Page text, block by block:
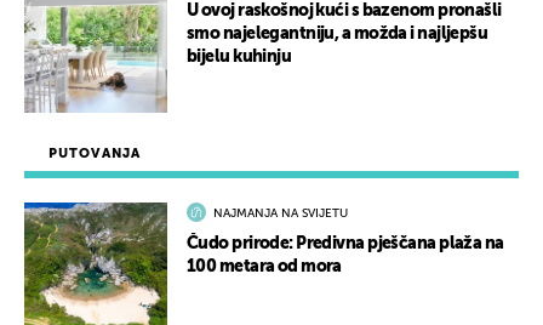
PUTOVANJA
NAJMANJA NA SVIJETU
Čudo prirode: Predivna pješčana plaža na
100 metara od mora
U ovoj raskošnoj kući s bazenom pronašli
smo najelegantniju, a možda i najljepšu
bijelu kuhinju